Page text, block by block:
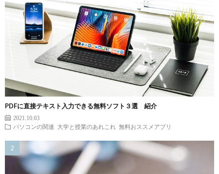
PDFに直接テキスト入力できる無料ソフト３選 紹介
2021.10.03
パソコンの関連
大学と授業のあれこれ 無料おススメアプリ